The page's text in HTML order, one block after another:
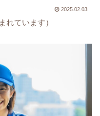
2025.02.03
れています）